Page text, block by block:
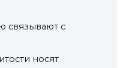
связывают с
носят